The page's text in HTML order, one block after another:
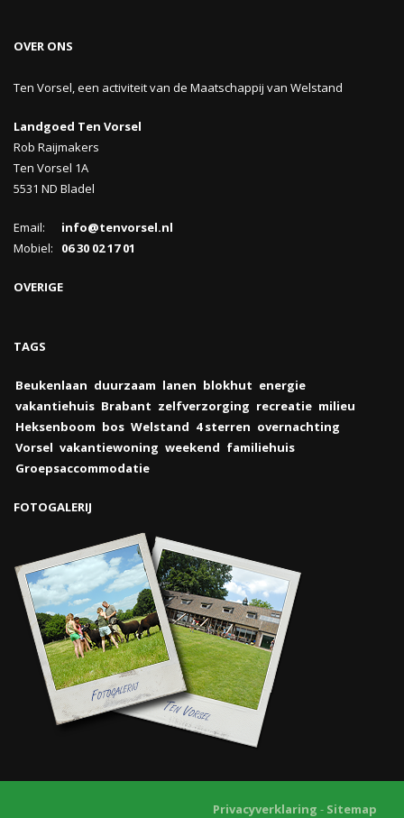
OVER ONS
Ten Vorsel, een activiteit van de Maatschappij van Welstand
Landgoed Ten Vorsel
Rob Raijmakers
Ten Vorsel 1A
5531 ND Bladel
Email:
info@tenvorsel.nl
Mobiel: 06 30 02 17 01
OVERIGE
TAGS
Beukenlaan duurzaam lanen blokhut energie
vakantiehuis Brabant zelfverzorging recreatie milieu
Heksenboom bos Welstand 4 sterren overnachting
Vorsel vakantiewoning weekend familiehuis
Groepsaccommodatie
FOTOGALERIJ
Privacyverklaring - Sitemap